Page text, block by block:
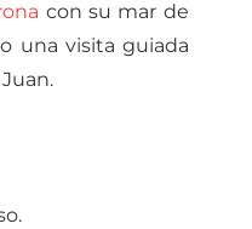
con su mar de
una visita guiada